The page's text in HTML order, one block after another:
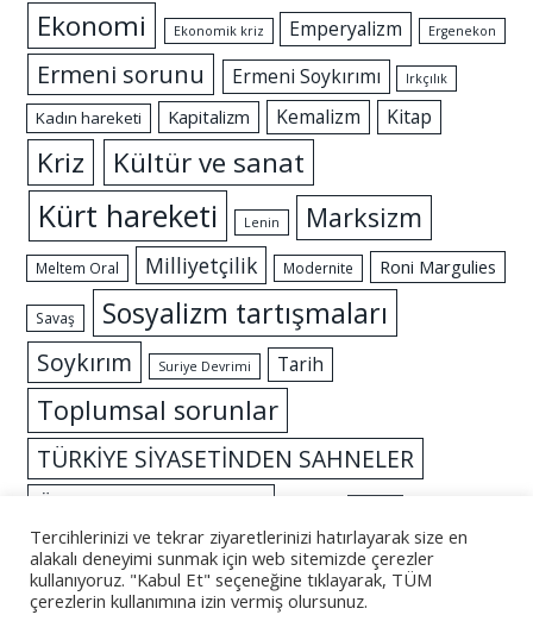
Ekonomi Ekonomik kriz Emperyalizm Ergenekon
Ermeni sorunu Ermeni Soykırımı Irkçılık
Kadın hareketi Kapitalizm Kemalizm Kitap
Kriz Kültür ve sanat
Kürt hareketi Lenin Marksizm
Meltem Oral Milliyetçilik Modernite Roni Margulies
Savaş Sosyalizm tartışmaları
Soykırım Suriye Devrimi Tarih
Toplumsal sorunlar
TÜRKİYE SİYASETİNDEN SAHNELER
Özgürlük mücadelesi
Tercihlerinizi ve tekrar ziyaretlerinizi hatırlayarak size en
alakalı deneyimi sunmak için web sitemizde çerezler
kullanıyoruz. "Kabul Et" seçeneğine tıklayarak, TÜM
çerezlerin kullanımına izin vermiş olursunuz.